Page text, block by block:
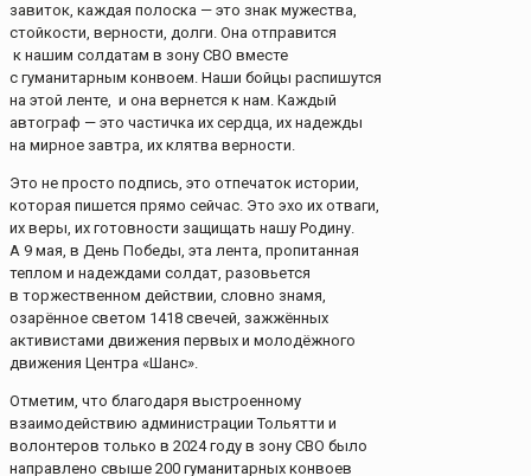
завиток, каждая полоска — это знак мужества,
стойкости, верности, долги. Она отправится
к нашим солдатам в зону СВО вместе
с гуманитарным конвоем. Наши бойцы распишутся
на этой ленте, и она вернется к нам. Каждый
автограф — это частичка их сердца, их надежды
на мирное завтра, их клятва верности.
Это не просто подпись, это отпечаток истории,
которая пишется прямо сейчас. Это эхо их отваги,
их веры, их готовности защищать нашу Родину.
А 9 мая, в День Победы, эта лента, пропитанная
теплом и надеждами солдат, разовьется
в торжественном действии, словно знамя,
озарённое светом 1418 свечей, зажжённых
активистами движения первых и молодёжного
движения Центра «Шанс».
Отметим, что благодаря выстроенному
взаимодействию администрации Тольятти и
волонтеров только в 2024 году в зону СВО было
направлено свыше 200 гуманитарных конвоев